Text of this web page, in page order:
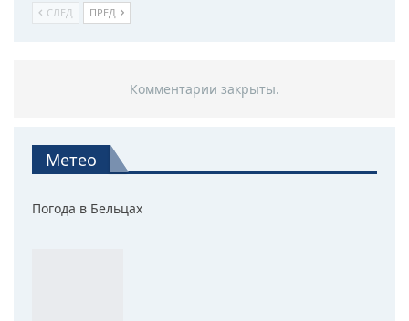
СЛЕД ПРЕД
Комментарии закрыты.
Метео
Погода в Бельцах